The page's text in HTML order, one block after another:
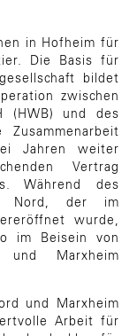
in Hofheim für
Die Basis für
bildet
zwischen
(HWB) und des
Zusammenarbeit
Jahren weiter
Vertrag
Während des
Nord, der im
wurde,
im Beisein von
Marxheim
und Marxheim
Arbeit für